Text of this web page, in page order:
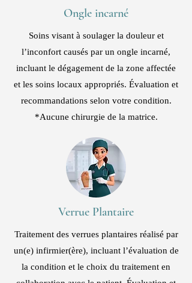
Ongle incarné
Soins visant à soulager la douleur et
l’inconfort causés par un ongle incarné,
incluant le dégagement de la zone affectée
et les soins locaux appropriés. Évaluation et
recommandations selon votre condition.
*Aucune chirurgie de la matrice.
Verrue Plantaire
Traitement des verrues plantaires réalisé par
un(e) infirmier(ère), incluant l’évaluation de
la condition et le choix du traitement en